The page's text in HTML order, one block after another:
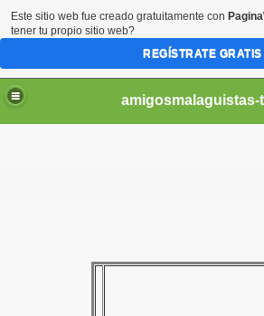
Este sitio web fue creado gratuitamente con
tener tu propio sitio web?
REGÍSTRATE GRATIS